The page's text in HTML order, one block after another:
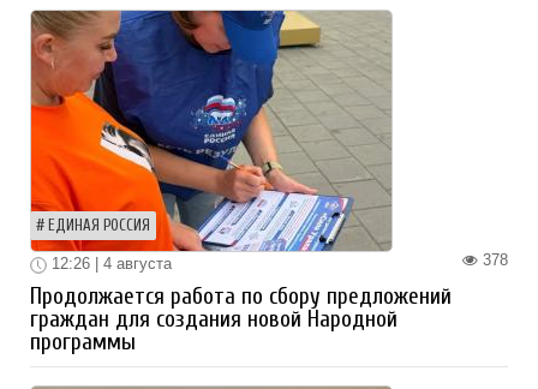
ЕДИНАЯ РОССИЯ
378
12:26 | 4 августа
Продолжается работа по сбору предложений
граждан для создания новой Народной
программы